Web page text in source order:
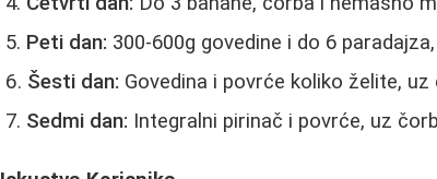
Peti dan: 300-600g govedine i do 6
Šesti dan: Govedina i povrće koliko želite, uz
Sedmi dan: Integralni pirinač i povrće, uz